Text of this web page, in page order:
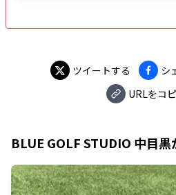
ツイートする シ
URLをコ
BLUE GOLF STUDIO 中目黒